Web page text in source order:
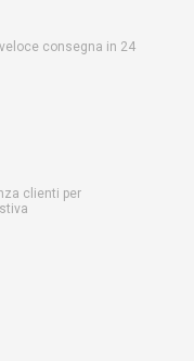
consegna in 24
clienti per